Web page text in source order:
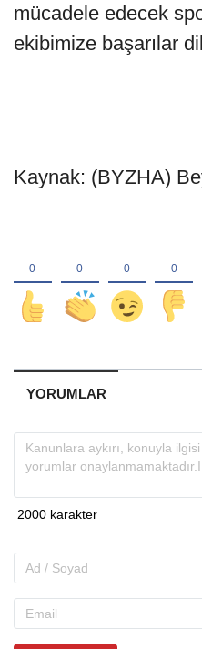
mücadele edecek
ekibimize başarılar
Kaynak: (BYZHA)
YORUMLAR